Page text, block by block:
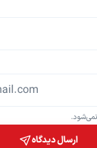
ارسال دیدگاه